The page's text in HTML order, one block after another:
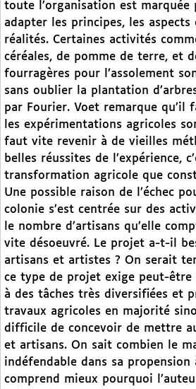
toute l’organisation est
adapter les principes, les
réalités. Certaines activités
céréales, de pomme de terre, et
fourragères pour l’assolement
sans oublier la plantation
par Fourier. Voet remarque qu’il
les expérimentations agricoles
faut vite revenir à de vieilles
belles réussites de l’expérience,
transformation agricole que
Une possible raison de l’échec
colonie s’est centrée sur des
le nombre d’artisans qu’elle
vite désoeuvré. Le projet a-t-il
artisans et artistes ? On serait
ce type de projet exige peut-être
à des tâches très diversifiées et
travaux agricoles en majorité
difficile de concevoir de mettre
et artisans. On sait combien le
indéfendable dans sa propension
comprend mieux pourquoi